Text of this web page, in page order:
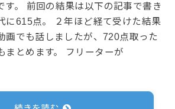
す。 前回の結果は以下の記事で書き
に615点。 ２年ほど経て受けた結果
画でも話しましたが、720点取った
まとめます。 フリーターが